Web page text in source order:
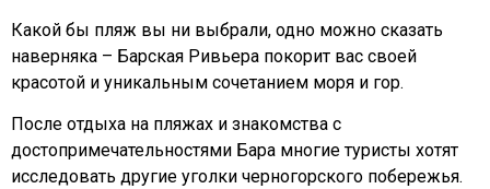
Какой бы пляж вы ни выбрали, одно можно сказать
наверняка – Барская Ривьера покорит вас своей
красотой и уникальным сочетанием моря и гор.
После отдыха на пляжах и знакомства с
достопримечательностями Бара многие туристы хотят
исследовать другие уголки черногорского побережья.